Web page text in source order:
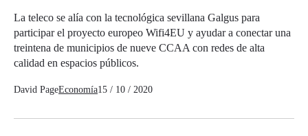
La teleco se alía con la tecnológica sevillana Galgus para
participar el proyecto europeo Wifi4EU y ayudar a conectar una
treintena de municipios de nueve CCAA con redes de alta
calidad en espacios públicos.
David PageEconomía15 / 10 / 2020